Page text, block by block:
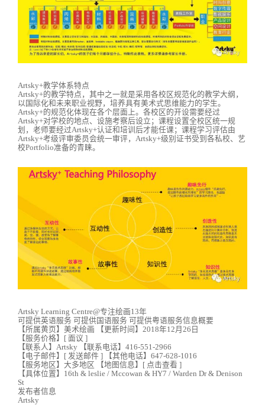
Artsky+教学体系特点
Artsky+的教学特点，其中之一就是采用各校区规范化的教学大纲，
以国际化和未来职业视野，培养具有美术式思维能力的学生。
Artsky+的规范化体现在各个层面上。各校区的开设需要经过
Artsky+对学校的地点、设施考察后设立；课程设置全校区统一规
划，老师要经过Artsky+认证和培训后才能任课；课程学习评估由
Artsky+考级评审委员会统一审评，Artsky+级别证书受到各私校、艺
校Portfolio准备的青睐。
Artsky Learning Centre@专注绘画13年
可提供英语服务 可提供国语服务 可提供粤语服务信息概要
【所属黄页】美术绘画 【更新时间】2018年12月26日
【服务价格】[ 面议 ]
【联系人】Artsky 【联系电话】416-551-2966
【电子邮件】[ 发送邮件 ] 【其他电话】647-628-1016
【服务地区】大多地区 【地图信息】[ 点击查看 ]
【具体位置】16th & leslie / Mccowan & HY7 / Warden Dr & Denison
St
发布者信息
Artsky